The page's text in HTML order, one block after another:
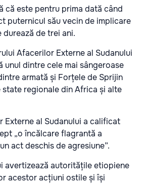
că este pentru prima dată când
puternicul său vecin de implicare
de trei ani.
Afacerilor Externe al Sudanului
unul dintre cele mai sângeroase
armată și Forțele de Sprijin
state regionale din Africa și alte
Externe al Sudanului a calificat
„o încălcare flagrantă a
act deschis de agresiune”.
avertizează autoritățile etiopiene
acestor acțiuni ostile și își